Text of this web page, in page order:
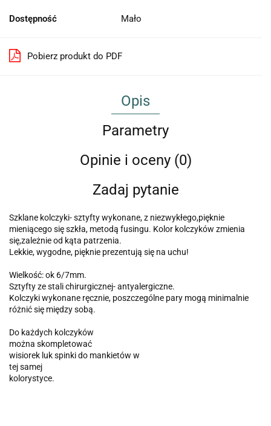
Dostępność Mało
Pobierz produkt do PDF
Opis
Parametry
Opinie i oceny (0)
Zadaj pytanie
Szklane kolczyki- sztyfty wykonane, z niezwykłego,pięknie
mieniącego się szkła, metodą fusingu. Kolor kolczyków zmienia
się,zależnie od kąta patrzenia.
Lekkie, wygodne, pięknie prezentują się na uchu!
Wielkość: ok 6/7mm.
Sztyfty ze stali chirurgicznej- antyalergiczne.
Kolczyki wykonane ręcznie, poszczególne pary mogą minimalnie
różnić się między sobą.
Do każdych kolczyków
można skompletować
wisiorek luk spinki do mankietów w
tej samej
kolorystyce.